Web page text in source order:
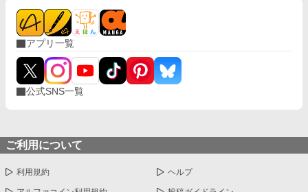
アプリ一覧
公式SNS一覧
ご利用について
利用規約 ヘルプ